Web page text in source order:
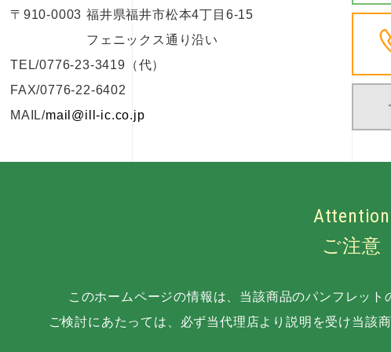
〒910-0003 福井県福井市松本4丁目6-15
フェニックス通り沿い
TEL/0776-23-3419 （代）
FAX/0776-22-6402
MAIL/mail@ill-ic.co.jp
Attention
ご注意
このホームページの情報は、当該商品のパンフレット
ご検討にあたっては、必ず当代理店より説明を受け当該